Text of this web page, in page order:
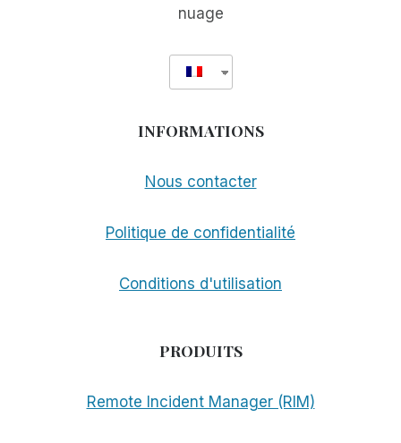
nuage
INFORMATIONS
Nous contacter
Politique de confidentialité
Conditions d'utilisation
PRODUITS
Remote Incident Manager (RIM)